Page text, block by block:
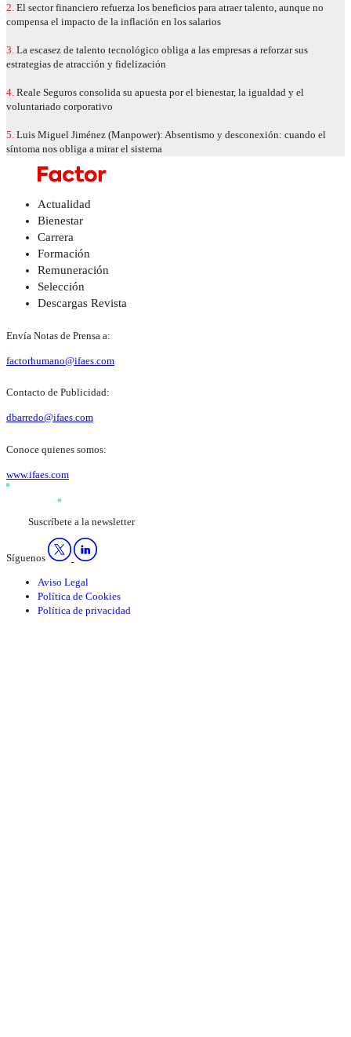
2. El sector financiero refuerza los beneficios para atraer talento, aunque no
compensa el impacto de la inflación en los salarios
3. La escasez de talento tecnológico obliga a las empresas a reforzar sus
estrategias de atracción y fidelización
4. Reale Seguros consolida su apuesta por el bienestar, la igualdad y el
voluntariado corporativo
5. Luis Miguel Jiménez (Manpower): Absentismo y desconexión: cuando el
síntoma nos obliga a mirar el sistema
Actualidad
Bienestar
Carrera
Formación
Remuneración
Selección
Descargas Revista
Envía Notas de Prensa a:
factorhumano@ifaes.com
Contacto de Publicidad:
dbarredo@ifaes.com
Conoce quienes somos:
www.ifaes.com
Suscríbete a la newsletter
Síguenos
Aviso Legal
Política de Cookies
Política de privacidad